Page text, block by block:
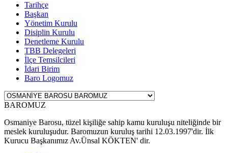
Tarihçe
Başkan
Yönetim Kurulu
Disiplin Kurulu
Denetleme Kurulu
TBB Delegeleri
İlçe Temsilcileri
İdari Birim
Baro Logomuz
BAROMUZ
Osmaniye Barosu, tüzel kişiliğe sahip kamu kuruluşu niteliğinde bir
meslek kuruluşudur. Baromuzun kuruluş tarihi 12.03.1997'dir. İlk
Kurucu Başkanımız Av.Ünsal KÖKTEN' dir.